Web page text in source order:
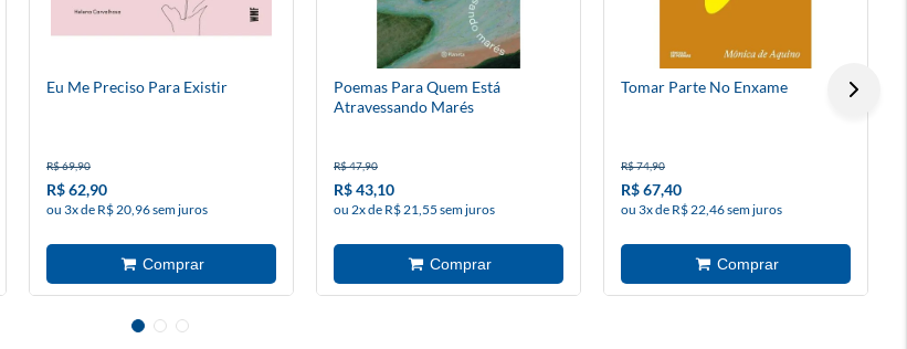
Eu Me Preciso Para Existir
R$ 69,90
R$ 62,90
ou 3x de R$ 20,96 sem juros
Poemas Para Quem Está
Atravessando Marés
R$ 47,90
R$ 43,10
ou 2x de R$ 21,55 sem juros
Tomar Parte No Enxame
R$ 74,90
R$ 67,40
ou 3x de R$ 22,46 sem juros